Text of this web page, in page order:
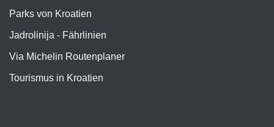
Parks von Kroatien
Jadrolinija - Fährlinien
Via Michelin Routenplaner
Tourismus in Kroatien